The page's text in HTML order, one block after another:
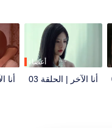
أعضاء
أنا الآخر | الحلقة 03 أنا